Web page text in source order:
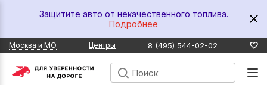
Защитите авто от некачественного топлива.
Подробнее
Москва и МО Центры 8 (495) 544-02-02